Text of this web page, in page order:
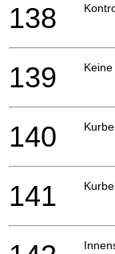
138
139
140
141